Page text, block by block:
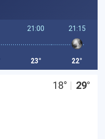
21:00
23°
21:15
22°
18° | 29°